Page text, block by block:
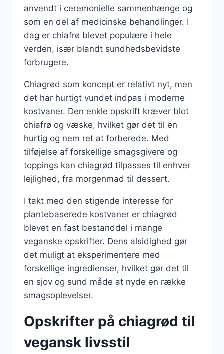
anvendt i ceremonielle sammenhænge og
som en del af medicinske behandlinger. I
dag er chiafrø blevet populære i hele
verden, især blandt sundhedsbevidste
forbrugere.
Chiagrød som koncept er relativt nyt, men
det har hurtigt vundet indpas i moderne
kostvaner. Den enkle opskrift kræver blot
chiafrø og væske, hvilket gør det til en
hurtig og nem ret at forberede. Med
tilføjelse af forskellige smagsgivere og
toppings kan chiagrød tilpasses til enhver
lejlighed, fra morgenmad til dessert.
I takt med den stigende interesse for
plantebaserede kostvaner er chiagrød
blevet en fast bestanddel i mange
veganske opskrifter. Dens alsidighed gør
det muligt at eksperimentere med
forskellige ingredienser, hvilket gør det til
en sjov og sund måde at nyde en række
smagsoplevelser.
Opskrifter på chiagrød til
vegansk livsstil